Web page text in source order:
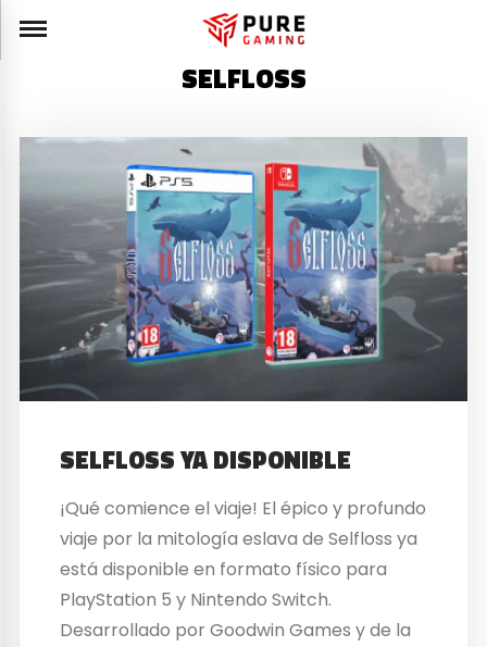
SELFLOSS
SELFLOSS YA DISPONIBLE
¡Qué comience el viaje! El épico y profundo
viaje por la mitología eslava de Selfloss ya
está disponible en formato físico para
PlayStation 5 y Nintendo Switch.
Desarrollado por Goodwin Games y de la